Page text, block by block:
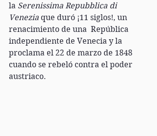
la Serenissima Repubblica di
Venezia que duró ¡11 siglos!, un
renacimiento de una  República
independiente de Venecia y la
proclama el 22 de marzo de 1848
cuando se rebeló contra el poder
austriaco.